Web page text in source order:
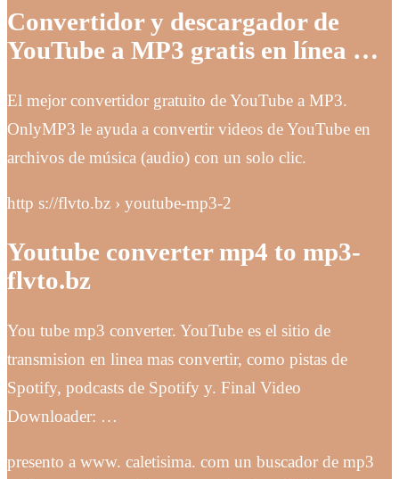
Convertidor y descargador de
YouTube a MP3 gratis en línea …
El mejor convertidor gratuito de YouTube a MP3.
OnlyMP3 le ayuda a convertir videos de YouTube en
archivos de música (audio) con un solo clic.
http s://flvto.bz › youtube-mp3-2
Youtube converter mp4 to mp3-
flvto.bz
You tube mp3 converter. YouTube es el sitio de
transmision en linea mas convertir, como pistas de
Spotify, podcasts de Spotify y. Final Video
Downloader: …
presento a www. caletisima. com un buscador de mp3